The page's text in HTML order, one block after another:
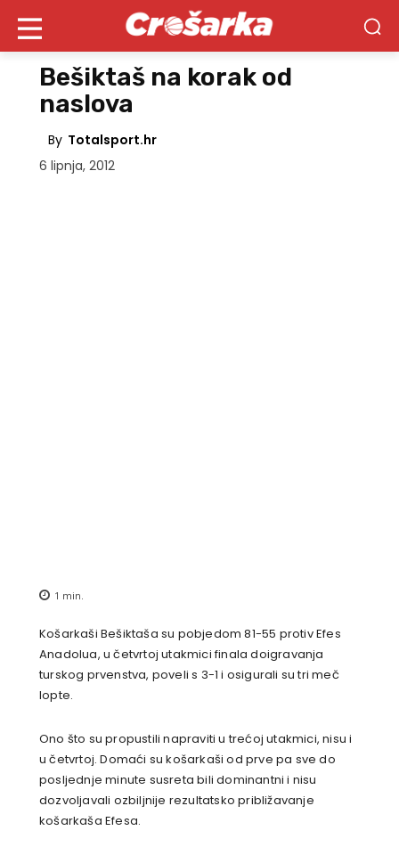
Bešiktaš na korak od
naslova
By Totalsport.hr
6 lipnja, 2012
1 min.
Košarkaši Bešiktaša su pobjedom 81-55 protiv Efes
Anadolua, u četvrtoj utakmici finala doigravanja
turskog prvenstva, poveli s 3-1 i osigurali su tri meč
lopte.
Ono što su propustili napraviti u trećoj utakmici, nisu i
u četvrtoj. Domaći su košarkaši od prve pa sve do
posljednje minute susreta bili dominantni i nisu
dozvoljavali ozbiljnije rezultatsko približavanje
košarkaša Efesa.